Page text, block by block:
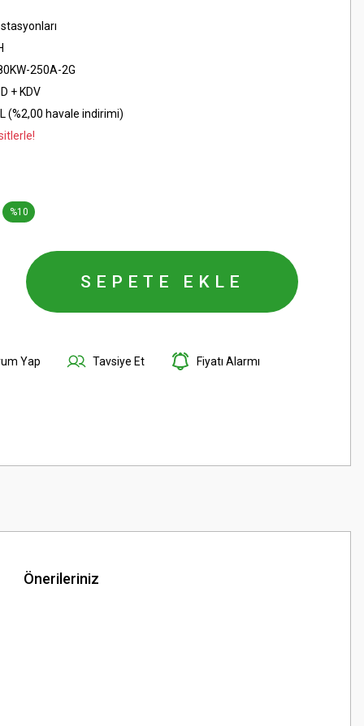
250A-2G
+ KDV
(%2,00 havale indirimi)
%10
SEPETE EKLE
Yap Tavsiye Et Fiyatı Alarmı
Önerileriniz